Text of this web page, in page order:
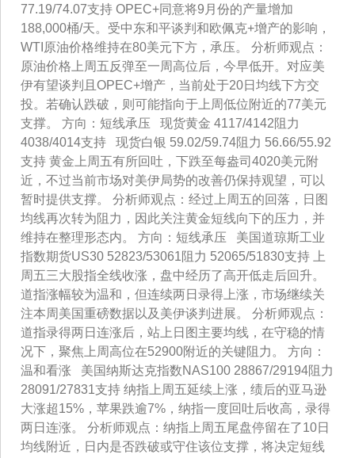
77.19/74.07支持 OPEC+同意将9月份的产量增加
188,000桶/天。受中东和平谈判和欧佩克+增产的影响，
WTI原油价格维持在80美元下方，承压。 分析师观点：
原油价格上周五反弹至一周高位后，今早低开。对应美
伊有望谈判且OPEC+增产，当前处于20日均线下方交
投。若确认跌破，则可能指向于上周低位附近的77美元
支撑。 方向：短线承压 现货黄金 4117/4142阻力
4038/4014支持 现货白银 59.02/59.74阻力 56.66/55.92
支持 黄金上周五有所回吐，下跌至每盎司4020美元附
近，不过当前市场对美伊局势的改善仍保持观望，可以
暂时提供支撑。 分析师观点：经过上周五的回落，日图
均线再次转为阻力，因此关注黄金短线向下的压力，并
维持在整理形态内。 方向：短线承压 美国道琼斯工业
指数期货US30 52823/53061阻力 52065/51830支持 上
周五三大股指全线收涨，盘中经历了高开低走后回升。
道指涨幅较为温和，但连续两日录得上涨，市场继续关
注本周美国重磅数据以及美伊谈判进展。 分析师观点：
道指录得两日连涨后，站上日图主要均线，在守稳的情
况下，聚焦上周高位在52900附近的关键阻力。 方向：
温和看涨 美国纳斯达克指数NAS100 28867/29194阻力
28091/27831支持 纳指上周五延续上涨，绩后的亚马逊
大涨超15%，苹果跌逾7%，纳指一度回吐后收高，录得
两日连涨。 分析师观点：纳指上周五尾盘停留在了10日
均线附近，日内是否跌破或守住该位支撑，将决定短线